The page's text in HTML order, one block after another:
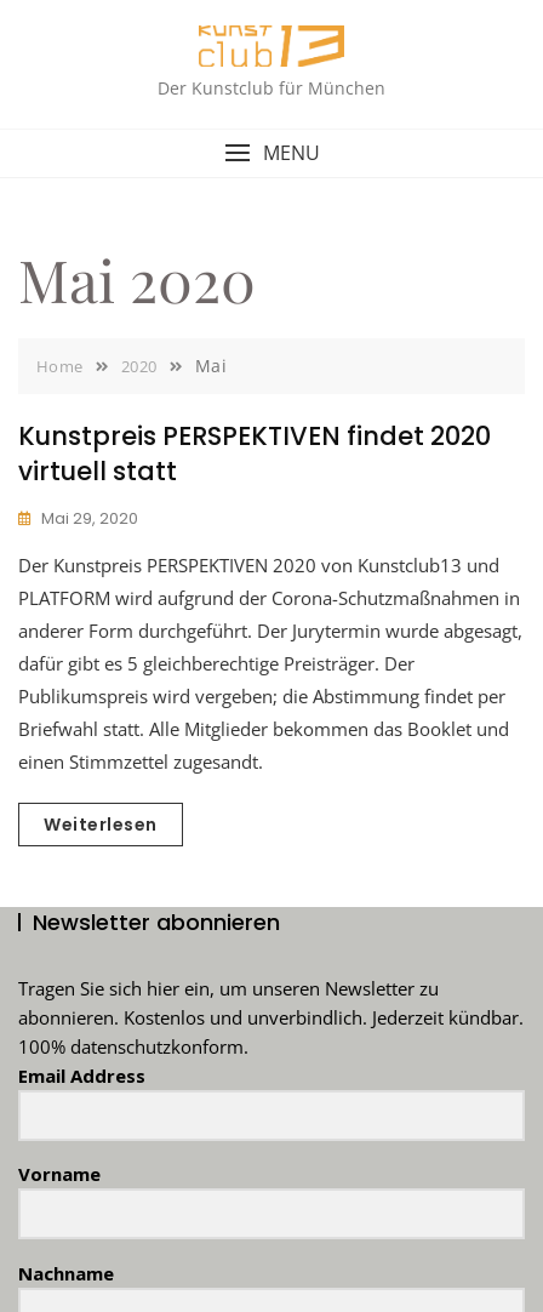
Der Kunstclub für München
MENU
Mai 2020
Home 2020 Mai
Kunstpreis PERSPEKTIVEN findet 2020
virtuell statt
Mai 29, 2020
Der Kunstpreis PERSPEKTIVEN 2020 von Kunstclub13 und
PLATFORM wird aufgrund der Corona-Schutzmaßnahmen in
anderer Form durchgeführt. Der Jurytermin wurde abgesagt,
dafür gibt es 5 gleichberechtige Preisträger. Der
Publikumspreis wird vergeben; die Abstimmung findet per
Briefwahl statt. Alle Mitglieder bekommen das Booklet und
einen Stimmzettel zugesandt.
Weiterlesen
Newsletter abonnieren
Tragen Sie sich hier ein, um unseren Newsletter zu
abonnieren. Kostenlos und unverbindlich. Jederzeit kündbar.
100% datenschutzkonform.
Email Address
Vorname
Nachname